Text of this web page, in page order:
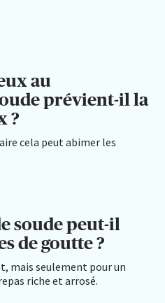
au
prévient-il la
?
cela peut abimer les
soude peut-il
de goutte ?
mais seulement pour un
riche et arrosé.